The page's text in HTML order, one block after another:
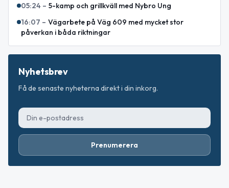
05:24 – 5-kamp och grillkväll med Nybro Ung
16:07 – Vägarbete på Väg 609 med mycket stor
påverkan i båda riktningar
Nyhetsbrev
Få de senaste nyheterna direkt i din inkorg.
Prenumerera